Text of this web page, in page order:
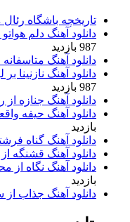
تاریخچه باشگاه رئال
دانلود آهنگ دلم
987 بازدید
دانلود آهنگ
دانلود آهنگ
987 بازدید
دانلود آهنگ جنازه
دانلود آهنگ حیفه
بازدید
دانلود آهنگ گناه
دانلود آهنگ قشنگه
دانلود آهنگ نگاه از
بازدید
دانلود آهنگ جذاب از